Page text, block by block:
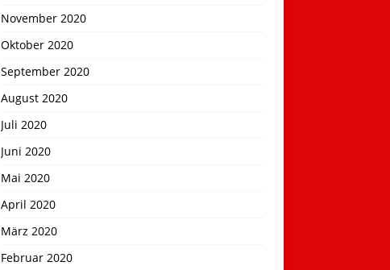
November 2020
Oktober 2020
September 2020
August 2020
Juli 2020
Juni 2020
Mai 2020
April 2020
März 2020
Februar 2020